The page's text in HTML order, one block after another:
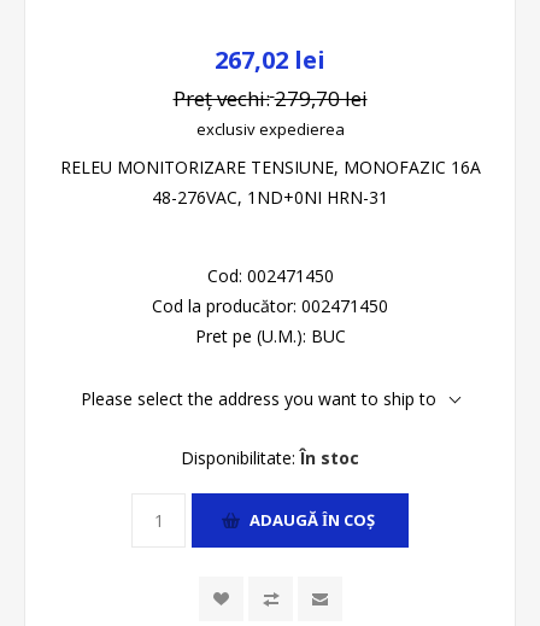
267,02 lei
Preț vechi:279,70 lei
exclusivexpedierea
RELEU MONITORIZARE TENSIUNE, MONOFAZIC 16A
48-276VAC, 1ND+0NI HRN-31
Cod: 002471450
Cod la producător: 002471450
Pret pe (U.M.): BUC
Please select the address you want to ship to
Disponibilitate: În stoc
ADAUGĂ ȊN COŞ